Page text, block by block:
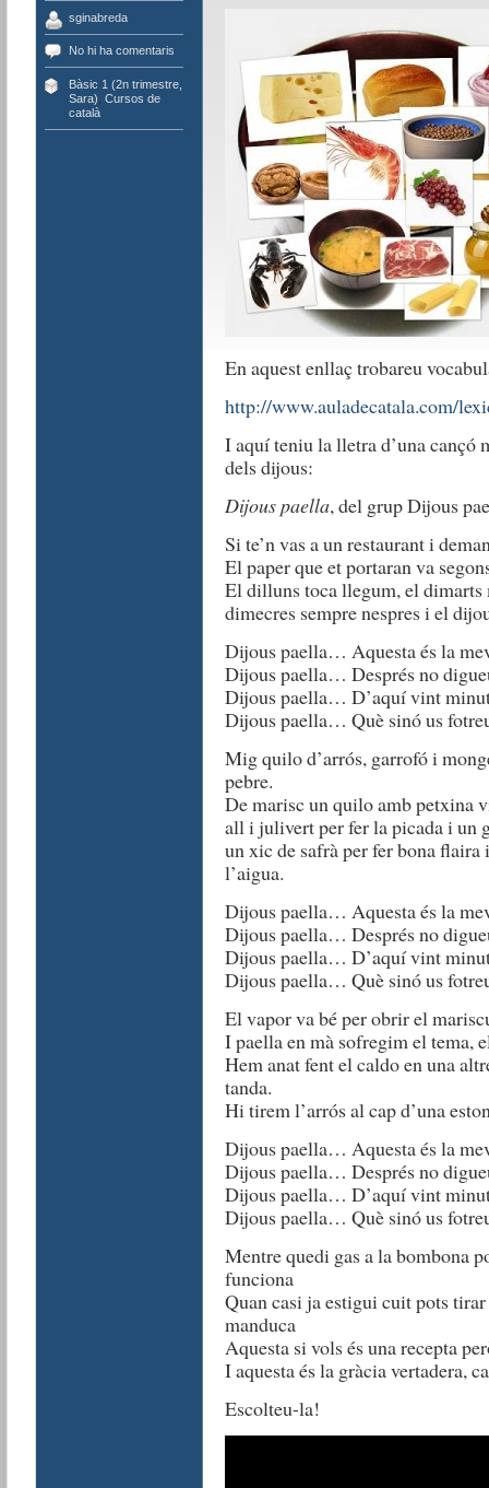
sginabreda
No hi ha comentaris
Bàsic 1 (2n trimestre,
Sara) Cursos de
català
En aquest enllaç trobareu
http://www.auladecatala.com/
I aquí teniu la lletra d’una cançó
dels dijous:
Dijous paella, del grup Dijous
Si te’n vas a un restaurant i
El paper que et portaran va
El dilluns toca llegum, el dimarts
dimecres sempre nespres i el
Dijous paella… Aquesta és la
Dijous paella… Després no
Dijous paella… D’aquí vint
Dijous paella… Què sinó us
Mig quilo d’arrós, garrofó i
pebre.
De marisc un quilo amb petxina
all i julivert per fer la picada i un
un xic de safrà per fer bona
l’aigua.
Dijous paella… Aquesta és la
Dijous paella… Després no
Dijous paella… D’aquí vint
Dijous paella… Què sinó us
El vapor va bé per obrir el
I paella en mà sofregim el tema,
Hem anat fent el caldo en una
tanda.
Hi tirem l’arrós al cap d’una
Dijous paella… Aquesta és la
Dijous paella… Després no
Dijous paella… D’aquí vint
Dijous paella… Què sinó us
Mentre quedi gas a la bombona
funciona
Quan casi ja estigui cuit pots
manduca
Aquesta si vols és una recepta
I aquesta és la gràcia vertadera,
Escolteu-la!